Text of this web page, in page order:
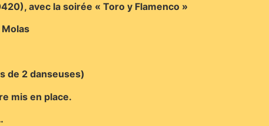
avec la soirée « Toro y Flamenco »
de 2 danseuses)
mis en place.